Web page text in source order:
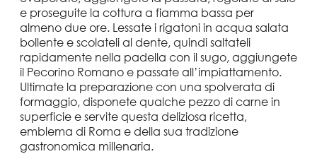
e proseguite la cottura a fiamma bassa per
almeno due ore. Lessate i rigatoni in acqua salata
bollente e scolateli al dente, quindi saltateli
rapidamente nella padella con il sugo, aggiungete
il Pecorino Romano e passate all’impiattamento.
Ultimate la preparazione con una spolverata di
formaggio, disponete qualche pezzo di carne in
superficie e servite questa deliziosa ricetta,
emblema di Roma e della sua tradizione
gastronomica millenaria.